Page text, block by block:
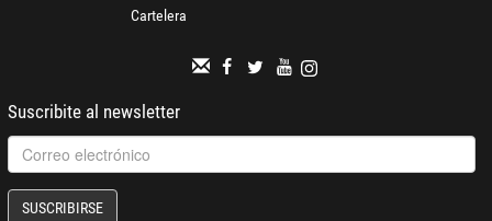
Cartelera
Suscribite al newsletter
SUSCRIBIRSE